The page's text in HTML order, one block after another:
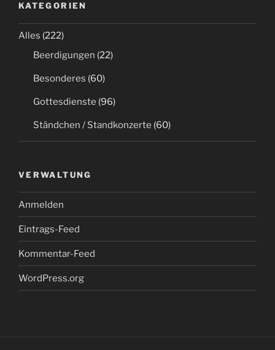
KATEGORIEN
Alles (222)
Beerdigungen (22)
Besonderes (60)
Gottesdienste (96)
Ständchen / Standkonzerte (60)
VERWALTUNG
Anmelden
Eintrags-Feed
Kommentar-Feed
WordPress.org